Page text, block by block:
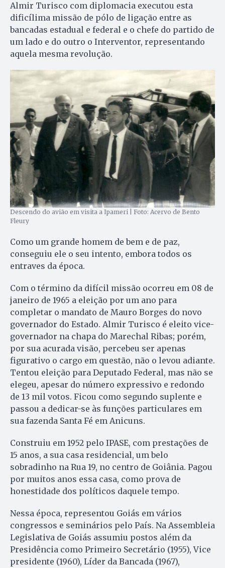
Almir Turisco com diplomacia executou esta
dificílima missão de pólo de ligação entre as
bancadas estadual e federal e o chefe do partido de
um lado e do outro o Interventor, representando
aquela mesma revolução.
Descendo do avião em visita a Ipameri | Foto: Acervo de Bento
Fleury
Como um grande homem de bem e de paz,
conseguiu ele o seu intento, embora todos os
entraves da época.
Com o término da difícil missão ocorreu em 08 de
janeiro de 1965 a eleição por um ano para
completar o mandato de Mauro Borges do novo
governador do Estado. Almir Turisco é eleito vice-
governador na chapa do Marechal Ribas; porém,
por sua acurada visão, percebeu ser apenas
figurativo o cargo em questão, não o levou adiante.
Tentou eleição para Deputado Federal, mas não se
elegeu, apesar do número expressivo e redondo
de 13 mil votos. Ficou como segundo suplente e
passou a dedicar-se às funções particulares em
sua fazenda Santa Fé em Anicuns.
Construiu em 1952 pelo IPASE, com prestações de
15 anos, a sua casa residencial, um belo
sobradinho na Rua 19, no centro de Goiânia. Pagou
por muitos anos essa casa, como prova de
honestidade dos políticos daquele tempo.
Nessa época, representou Goiás em vários
congressos e seminários pelo País. Na Assembleia
Legislativa de Goiás assumiu postos além da
Presidência como Primeiro Secretário (1955), Vice
presidente (1960), Líder da Bancada (1967),